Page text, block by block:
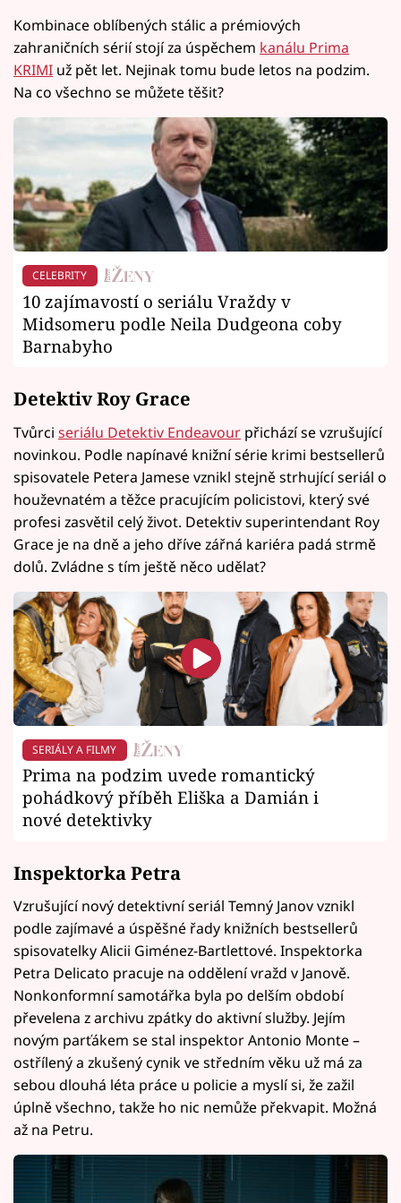
Kombinace oblíbených stálic a prémiových
zahraničních sérií stojí za úspěchem kanálu Prima
KRIMI už pět let. Nejinak tomu bude letos na podzim.
Na co všechno se můžete těšit?
CELEBRITY
10 zajímavostí o seriálu Vraždy v
Midsomeru podle Neila Dudgeona coby
Barnabyho
Detektiv Roy Grace
Tvůrci seriálu Detektiv Endeavour přichází se vzrušující
novinkou. Podle napínavé knižní série krimi bestsellerů
spisovatele Petera Jamese vznikl stejně strhující seriál o
houževnatém a těžce pracujícím policistovi, který své
profesi zasvětil celý život. Detektiv superintendant Roy
Grace je na dně a jeho dříve zářná kariéra padá strmě
dolů. Zvládne s tím ještě něco udělat?
SERIÁLY A FILMY
Prima na podzim uvede romantický
pohádkový příběh Eliška a Damián i
nové detektivky
Inspektorka Petra
Vzrušující nový detektivní seriál Temný Janov vznikl
podle zajímavé a úspěšné řady knižních bestsellerů
spisovatelky Alicii Giménez-Bartlettové. Inspektorka
Petra Delicato pracuje na oddělení vražd v Janově.
Nonkonformní samotářka byla po delším období
převelena z archivu zpátky do aktivní služby. Jejím
novým parťákem se stal inspektor Antonio Monte –
ostřílený a zkušený cynik ve středním věku už má za
sebou dlouhá léta práce u policie a myslí si, že zažil
úplně všechno, takže ho nic nemůže překvapit. Možná
až na Petru.